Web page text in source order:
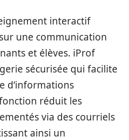
interactif
une communication
et élèves. iProf
sécurisée qui facilite
d’informations
réduit les
via des courriels
ainsi un